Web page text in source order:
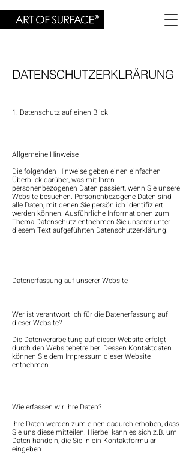
DATENSCHUTZERKLRÄRUNG
1. Datenschutz auf einen Blick
Allgemeine Hinweise
Die folgenden Hinweise geben einen einfachen
Überblick darüber, was mit Ihren
personenbezogenen Daten passiert, wenn Sie unsere
Website besuchen. Personenbezogene Daten sind
alle Daten, mit denen Sie persönlich identifiziert
werden können. Ausführliche Informationen zum
Thema Datenschutz entnehmen Sie unserer unter
diesem Text aufgeführten Datenschutzerklärung.
Datenerfassung auf unserer Website
Wer ist verantwortlich für die Datenerfassung auf
dieser Website?
Die Datenverarbeitung auf dieser Website erfolgt
durch den Websitebetreiber. Dessen Kontaktdaten
können Sie dem Impressum dieser Website
entnehmen.
Wie erfassen wir Ihre Daten?
Ihre Daten werden zum einen dadurch erhoben, dass
Sie uns diese mitteilen. Hierbei kann es sich z.B. um
Daten handeln, die Sie in ein Kontaktformular
eingeben.